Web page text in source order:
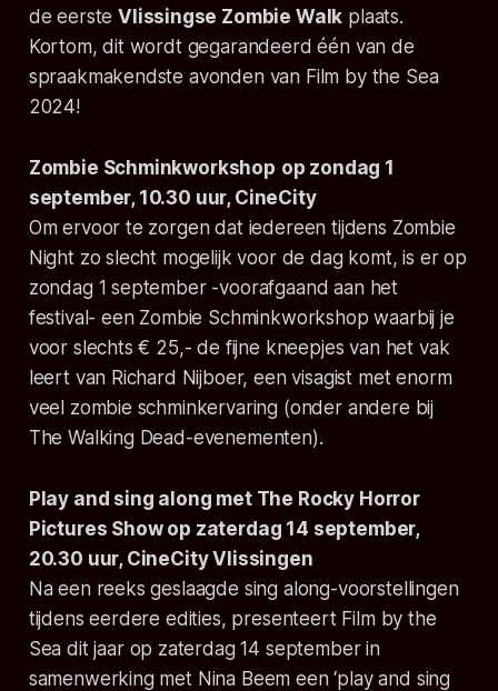
de eersteVlissingse Zombie Walk plaats.
Kortom, dit wordt gegarandeerd één van de
spraakmakendste avonden van Film by the Sea
2024!
Zombie Schminkworkshop op zondag 1
september, 10.30 uur, CineCity
Om ervoor te zorgen dat iedereen tijdens Zombie
Night zo slecht mogelijk voor de dag komt, is er op
zondag 1 september -voorafgaand aan het
festival- een Zombie Schminkworkshop waarbij je
voor slechts € 25,- de fijne kneepjes van het vak
leert van Richard Nijboer, een visagist met enorm
veel zombie schminkervaring (onder andere bij
The Walking Dead-evenementen).
Play and sing along met The Rocky Horror
Pictures Showop zaterdag 14 september,
20.30 uur, CineCity Vlissingen
Na een reeks geslaagde sing along-voorstellingen
tijdens eerdere edities, presenteert Film by the
Sea dit jaar op zaterdag 14 september in
samenwerking met Nina Beem een ‘play and sing